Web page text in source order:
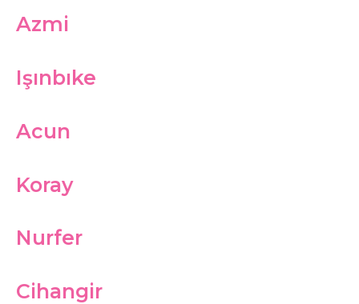
Azmi
Işınbıke
Acun
Koray
Nurfer
Cihangir